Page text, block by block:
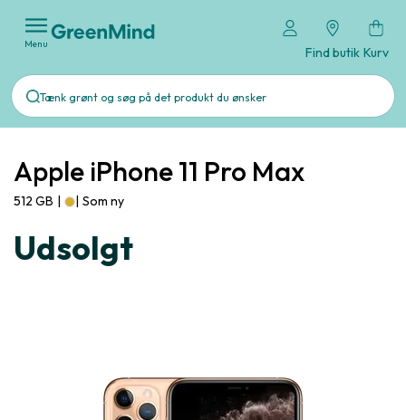
Menu
Find butik Kurv
Apple iPhone 11 Pro Max
512 GB | | Som ny
Udsolgt